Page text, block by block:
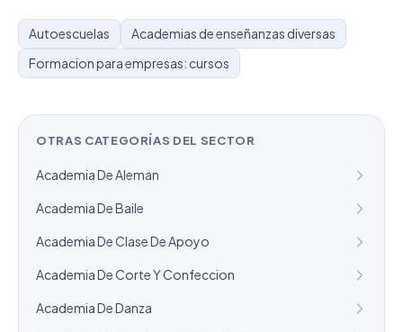
Autoescuelas
Academias de enseñanzas diversas
Formacion para empresas: cursos
OTRAS CATEGORÍAS DEL SECTOR
Academia De Aleman
Academia De Baile
Academia De Clase De Apoyo
Academia De Corte Y Confeccion
Academia De Danza